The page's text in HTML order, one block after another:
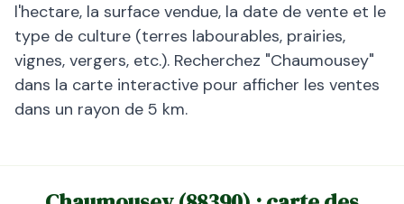
l'hectare, la surface vendue, la date de vente et le
type de culture (terres labourables, prairies,
vignes, vergers, etc.). Recherchez "Chaumousey"
dans la carte interactive pour afficher les ventes
dans un rayon de 5 km.